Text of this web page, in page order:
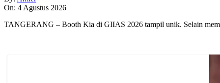
On: 4 Agustus 2026
TANGERANG – Booth Kia di GIIAS 2026 tampil unik. Selain